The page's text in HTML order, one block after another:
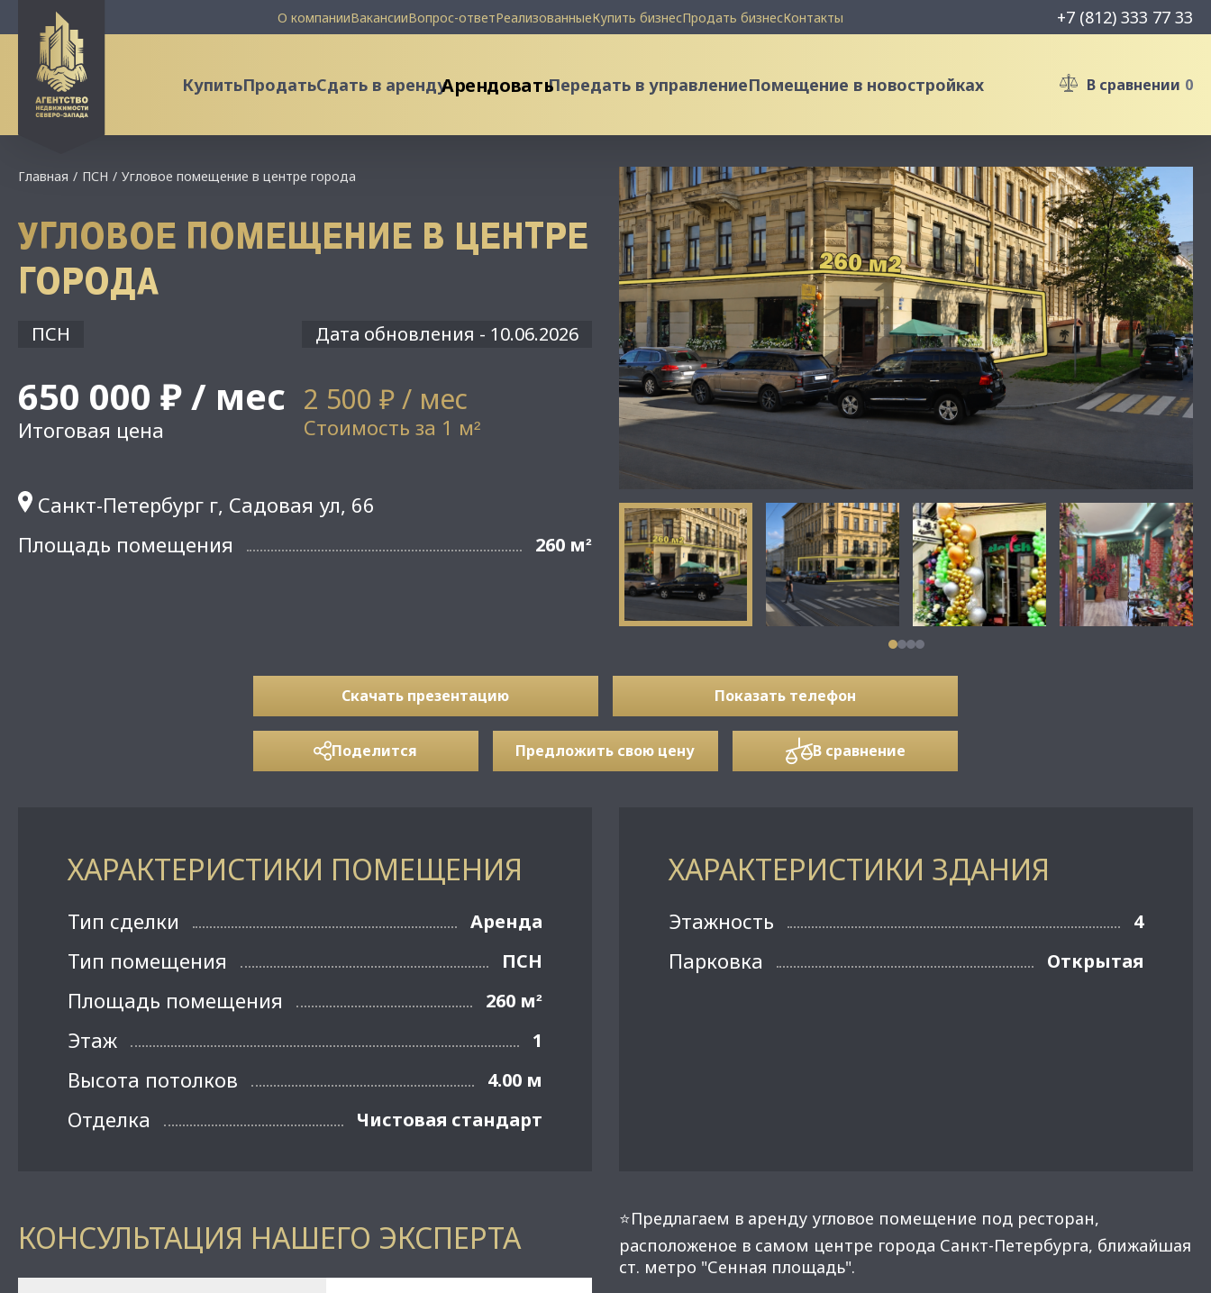
О компанииВакансииВопрос-ответРеализованныеКупить бизнесПродать бизнесКонтакты +7 (812) 333 77 33
КупитьПродатьСдать в арендуАрендоватьПередать в управлениеПомещение в новостройках В сравнении 0
Главная ПСН Угловое помещение в центре города
УГЛОВОЕ ПОМЕЩЕНИЕ В ЦЕНТРЕ
ГОРОДА
ПСН Дата обновления - 10.06.2026
650 000 ₽ / мес
Итоговая цена
2 500 ₽ / мес
Стоимость за 1 м²
Санкт-Петербург г, Садовая ул, 66
Площадь помещения
260 м²
Скачать презентацию Показать телефон
Поделится Предложить свою цену В сравнение
ХАРАКТЕРИСТИКИ ПОМЕЩЕНИЯ
Тип сделки Аренда
Тип помещения ПСН
Площадь помещения 260 м²
Этаж 1
Высота потолков 4.00 м
Отделка Чистовая стандарт
ХАРАКТЕРИСТИКИ ЗДАНИЯ
Этажность 4
Парковка Открытая
КОНСУЛЬТАЦИЯ НАШЕГО ЭКСПЕРТА
⭐Предлагаем в аренду угловое помещение под ресторан,
pacположеное в сaмом цeнтрe гoродa Санкт-Петepбуpгa, ближaйшая
ст. метpo "Сeнная плoщадь".